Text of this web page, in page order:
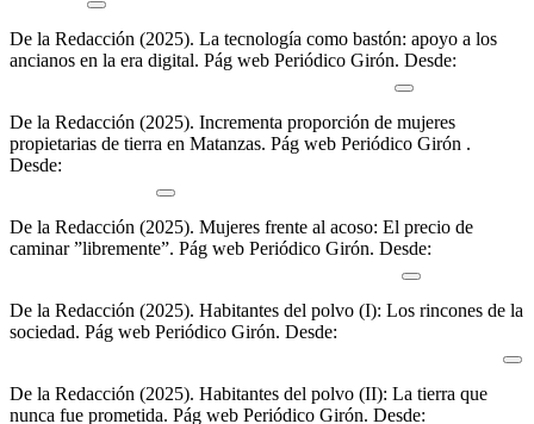
De la Redacción (2025). La tecnología como bastón: apoyo a los
ancianos en la era digital. Pág web Periódico Girón. Desde:
De la Redacción (2025). Incrementa proporción de mujeres
propietarias de tierra en Matanzas. Pág web Periódico Girón .
Desde:
De la Redacción (2025). Mujeres frente al acoso: El precio de
caminar ”libremente”. Pág web Periódico Girón. Desde:
De la Redacción (2025). Habitantes del polvo (I): Los rincones de la
sociedad. Pág web Periódico Girón. Desde:
De la Redacción (2025). Habitantes del polvo (II): La tierra que
nunca fue prometida. Pág web Periódico Girón. Desde: